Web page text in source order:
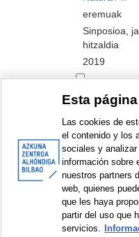
eremuak
Sinposioa,
hitzaldia
2019
Erakusten
© Azkuna Zentroa - Alhóndiga
Esta
Las cookies de
el contenido y los
sociales y
información sobre
nuestros partners
web, quienes
que les haya
partir del uso que
servicios.